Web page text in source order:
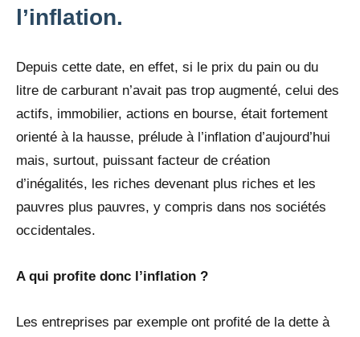
l’inflation.
Depuis cette date, en effet, si le prix du pain ou du
litre de carburant n’avait pas trop augmenté, celui des
actifs, immobilier, actions en bourse, était fortement
orienté à la hausse, prélude à l’inflation d’aujourd’hui
mais, surtout, puissant facteur de création
d’inégalités, les riches devenant plus riches et les
pauvres plus pauvres, y compris dans nos sociétés
occidentales.
A qui profite donc l’inflation ?
Les entreprises par exemple ont profité de la dette à